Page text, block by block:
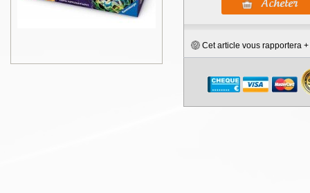
Cet article vous rapportera +